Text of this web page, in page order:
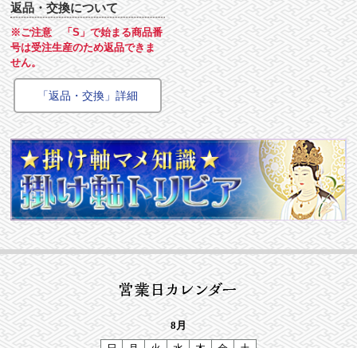
返品・交換について
※ご注意 「S」で始まる商品番
号は受注生産のため返品できま
せん。
「返品・交換」詳細